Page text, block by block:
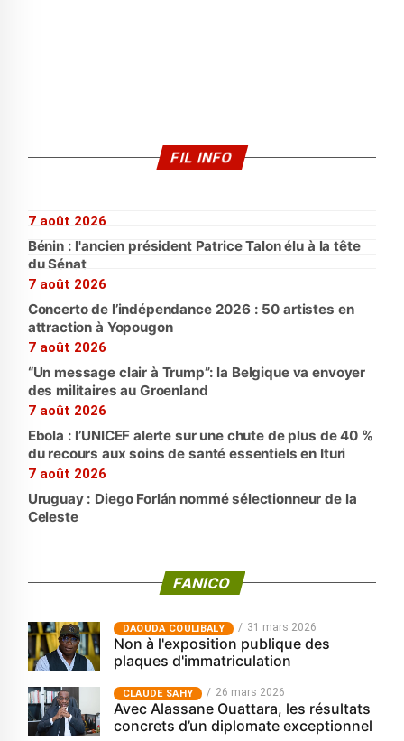
FIL INFO
7 août 2026
Bénin : l'ancien président Patrice Talon élu à la tête
du Sénat
7 août 2026
Concerto de l’indépendance 2026 : 50 artistes en
attraction à Yopougon
7 août 2026
“Un message clair à Trump”: la Belgique va envoyer
des militaires au Groenland
7 août 2026
Ebola : l’UNICEF alerte sur une chute de plus de 40 %
du recours aux soins de santé essentiels en Ituri
7 août 2026
Uruguay : Diego Forlán nommé sélectionneur de la
Celeste
FANICO
‎DAOUDA COULIBALY 31 mars 2026
Non à l'exposition publique des
plaques d'immatriculation
CLAUDE SAHY 26 mars 2026
Avec Alassane Ouattara, les résultats
concrets d’un diplomate exceptionnel